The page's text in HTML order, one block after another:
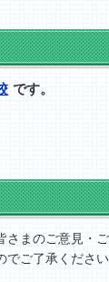
です。
まのご意見・
ご了承ください